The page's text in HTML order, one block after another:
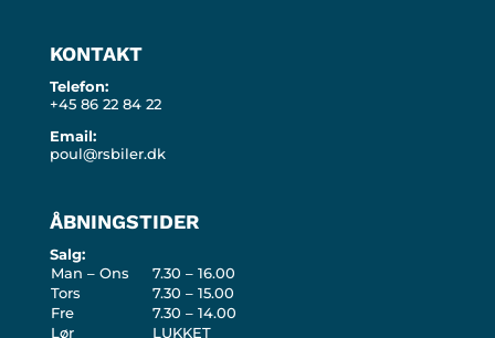
KONTAKT
Telefon:
+45 86 22 84 22
Email:
poul@rsbiler.dk
ÅBNINGSTIDER
Salg:
Man – Ons
7.30 – 16.00
Tors
7.30 – 15.00
Fre
7.30 – 14.00
Lør
LUKKET